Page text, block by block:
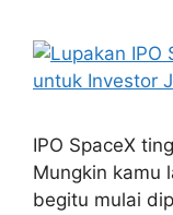
IPO SpaceX
Mungkin kamu
begitu mulai